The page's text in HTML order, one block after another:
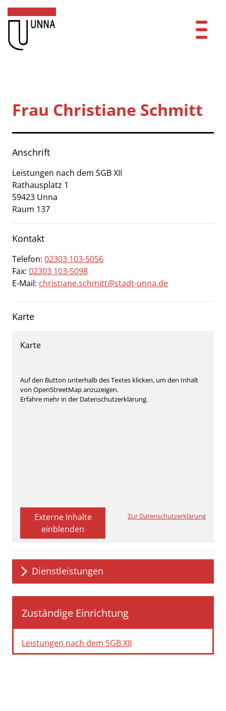
Zum Hauptinhalt springen
Zum Header
Zum Hauptinhalt
Zum Footer
Mitarbeitende A-Z
Anmelden
Frau Christiane Schmitt
Anschrift
Leistungen nach dem SGB XII
Rathausplatz 1
59423 Unna
Raum 137
Kontakt
Telefon: 02303 103-5056
Fax: 02303 103-5098
E-Mail: christiane.schmitt@stadt-unna.de
Karte
Karte
Auf den Button unterhalb des Textes klicken, um den Inhalt
von OpenStreetMap anzuzeigen.
Erfahre mehr in der Datenschutzerklärung.
Externe Inhalte
einblenden
Zur Datenschutzerklärung
Dienstleistungen
Zuständige Einrichtung
Leistungen nach dem SGB XII